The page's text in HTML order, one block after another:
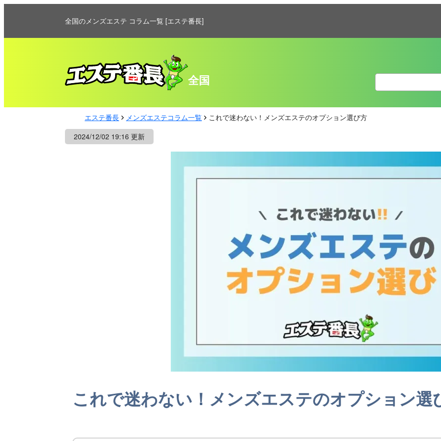
全国のメンズエステ コラム一覧 [エステ番長]
全国
エステ番長 メンズエステコラム一覧
これで迷わない！メンズエステのオプション選び方
2024/12/02 19:16 更新
これで迷わない！メンズエステのオプション選